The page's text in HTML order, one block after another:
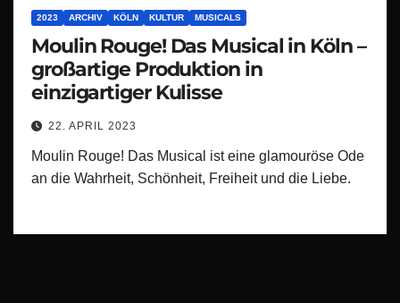
2023 ARCHIV KÖLN KULTUR MUSICALS
Moulin Rouge! Das Musical in Köln –
großartige Produktion in
einzigartiger Kulisse
22. APRIL 2023
Moulin Rouge! Das Musical ist eine glamouröse Ode
an die Wahrheit, Schönheit, Freiheit und die Liebe.